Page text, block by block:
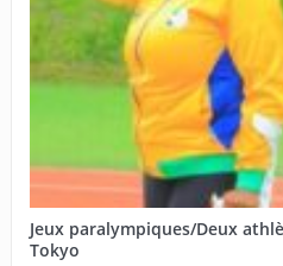
Jeux paralympiques/Deux
Tokyo